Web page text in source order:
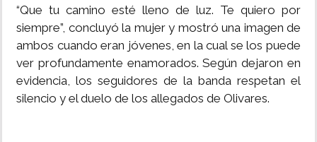
“Que tu camino esté lleno de luz. Te quiero por
siempre”, concluyó la mujer y mostró una imagen de
ambos cuando eran jóvenes, en la cual se los puede
ver profundamente enamorados. Según dejaron en
evidencia, los seguidores de la banda respetan el
silencio y el duelo de los allegados de Olivares.